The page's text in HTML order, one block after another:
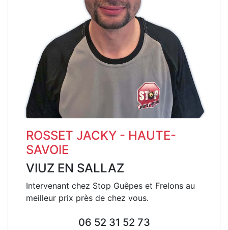
ROSSET JACKY - HAUTE-
SAVOIE
VIUZ EN SALLAZ
Intervenant chez Stop Guêpes et Frelons au
meilleur prix près de chez vous.
06 52 31 52 73